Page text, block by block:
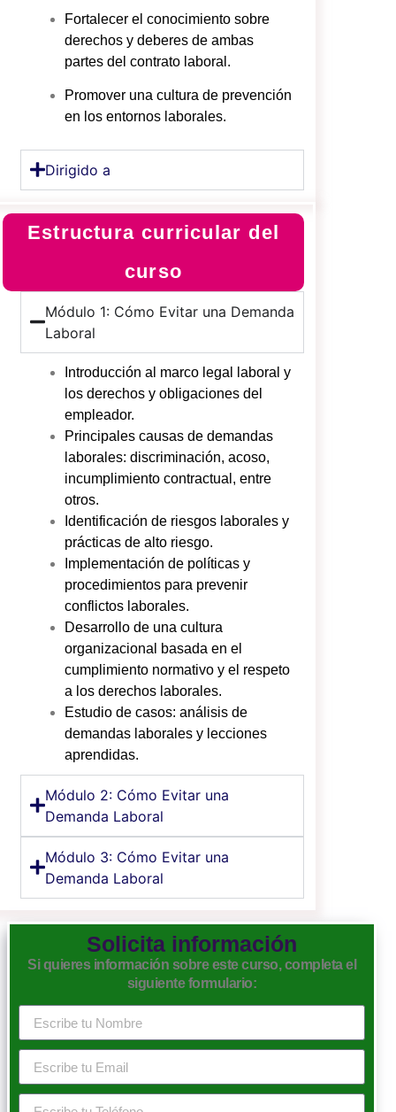
Fortalecer el conocimiento sobre
derechos y deberes de ambas
partes del contrato laboral.
Promover una cultura de prevención
en los entornos laborales.
Dirigido a
Estructura curricular del
curso
Módulo 1: Cómo Evitar una Demanda
Laboral
Introducción al marco legal laboral y
los derechos y obligaciones del
empleador.
Principales causas de demandas
laborales: discriminación, acoso,
incumplimiento contractual, entre
otros.
Identificación de riesgos laborales y
prácticas de alto riesgo.
Implementación de políticas y
procedimientos para prevenir
conflictos laborales.
Desarrollo de una cultura
organizacional basada en el
cumplimiento normativo y el respeto
a los derechos laborales.
Estudio de casos: análisis de
demandas laborales y lecciones
aprendidas.
Módulo 2: Cómo Evitar una
Demanda Laboral
Módulo 3: Cómo Evitar una
Demanda Laboral
Solicita información
Si quieres información sobre este curso, completa el
siguiente formulario: